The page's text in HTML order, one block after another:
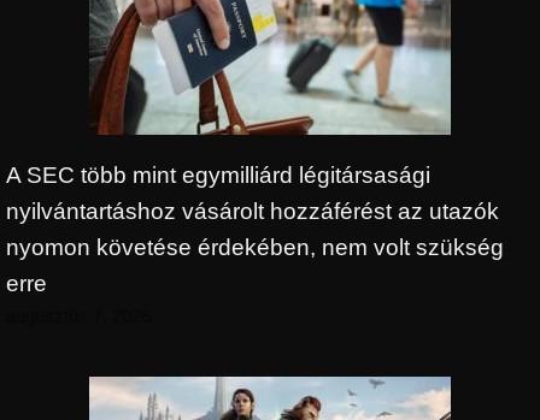
A SEC több mint egymilliárd légitársasági
nyilvántartáshoz vásárolt hozzáférést az utazók
nyomon követése érdekében, nem volt szükség
erre